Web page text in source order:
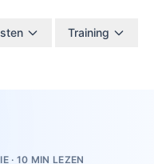
Training
· 10 MIN LEZEN